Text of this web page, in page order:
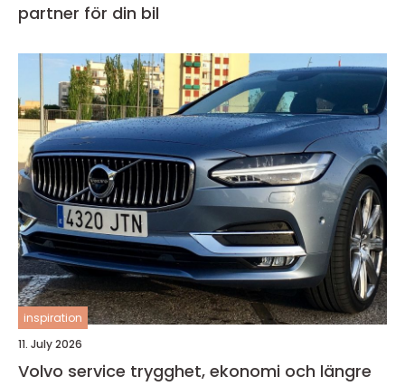
partner för din bil
inspiration
11. July 2026
Volvo service trygghet, ekonomi och längre